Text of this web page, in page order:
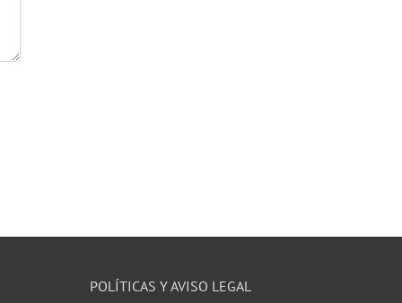
POLÍTICAS Y AVISO LEGAL